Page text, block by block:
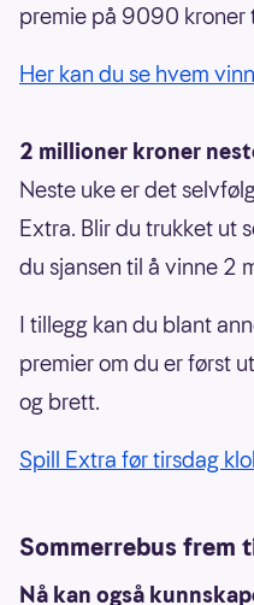
premie på 9090 kroner
Her kan du se hvem
2 millioner kroner
Neste uke er det
Extra. Blir du trukket ut
du sjansen til å vinne 2
I tillegg kan du blant
premier om du er først
og brett.
Spill Extra før tirsdag
Sommerrebus frem
Nå kan også